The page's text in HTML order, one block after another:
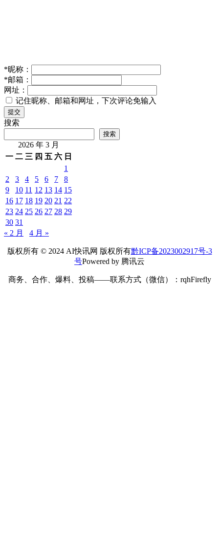
*昵称：
*邮箱：
网址：
记住昵称、邮箱和网址，下次评论免输入
提交
搜索
搜索
2026 年 3 月
一 二 三 四 五 六 日
1
2
3 4 5 6 7
8
9
10 11 12 13 14 15
16 17 18 19 20 21 22
23 24 25 26 27 28 29
30 31
« 2 月
4 月 »
版权所有 © 2024 AI快讯网 版权所有黔ICP备2023002917号-3
号Powered by 腾讯云
商务、合作、爆料、投稿——联系方式（微信）：rqhFirefly